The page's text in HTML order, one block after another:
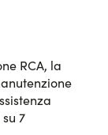
RCA, la
7